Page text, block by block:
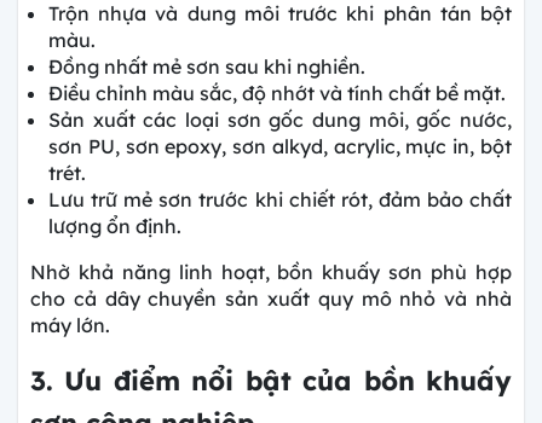
Trộn nhựa và dung môi trước khi phân tán bột
màu.
Đồng nhất mẻ sơn sau khi nghiền.
Điều chỉnh màu sắc, độ nhớt và tính chất bề mặt.
Sản xuất các loại sơn gốc dung môi, gốc nước,
sơn PU, sơn epoxy, sơn alkyd, acrylic, mực in, bột
trét.
Lưu trữ mẻ sơn trước khi chiết rót, đảm bảo chất
lượng ổn định.
Nhờ khả năng linh hoạt, bồn khuấy sơn phù hợp
cho cả dây chuyền sản xuất quy mô nhỏ và nhà
máy lớn.
3. Ưu điểm nổi bật của bồn khuấy